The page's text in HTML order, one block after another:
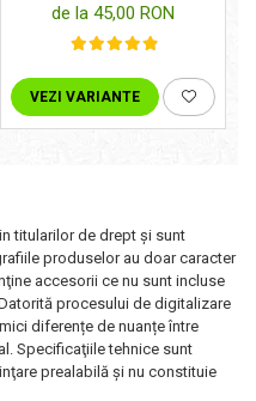
de la 45,00 RON
VEZI VARIANTE
titularilor de drept şi sunt
produselor au doar caracter
accesorii ce nu sunt incluse
procesului de digitalizare
diferențe de nuanțe între
Specificaţiile tehnice sunt
prealabilă şi nu constituie